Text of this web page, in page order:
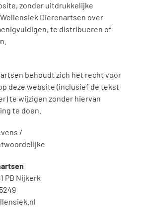
zonder uitdrukkelijke
Dierenartsen over
te distribueren of
behoudt zich het recht voor
deze website (inclusief de tekst
te wijzigen zonder hiervan
te doen.
/
PB Nijkerk